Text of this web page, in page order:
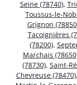
Seine (78740),
Toussus-le-
Grignon
Tacoignières
(78200),
Marchais
(78730), Saint-
Chevreuse (78470),